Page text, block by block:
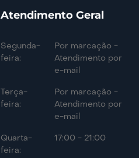
Atendimento Geral
Segunda-
feira:
Por marcação -
Atendimento por
e-mail
Terça-
feira:
Por marcação -
Atendimento por
e-mail
Quarta-
feira:
17:00 - 21:00